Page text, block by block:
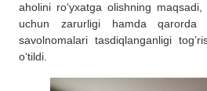
aholini ro‘yxatga olishning
uchun zarurligi hamda qarorda
savolnomalari tasdiqlanganligi
o‘tildi.